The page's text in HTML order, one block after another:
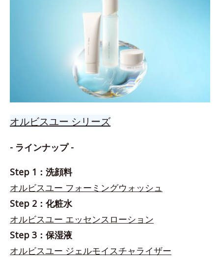
オルビスユー シリーズ
- ラインナップ -
Step 1：洗顔料
オルビスユー フォーミングウォッシュ
Step 2：化粧水
オルビスユー エッセンスローション
Step 3：保湿液
オルビスユー ジェルモイスチャライザー